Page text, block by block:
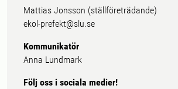
Mattias Jonsson (ställföreträdande)
ekol-prefekt@slu.se
Kommunikatör
Anna Lundmark
Följ oss i sociala medier!